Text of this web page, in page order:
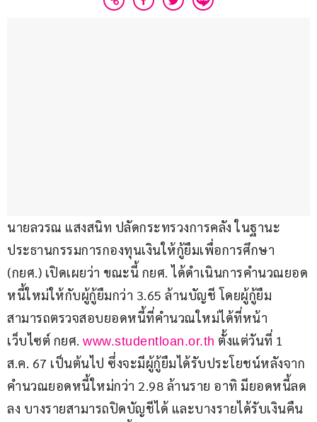
นายลวรณ แสงสนิท ปลัดกระทรวงการคลัง ในฐานะ
ประธานกรรมการกองทุนเงินให้กู้ยืมเพื่อการศึกษา
(กยศ.) เปิดเผยว่า ขณะนี้ กยศ. ได้ดำเนินการคำนวณยอด
หนี้ใหม่ให้กับผู้กู้ยืมกว่า 3.65 ล้านบัญชี โดยผู้กู้ยืม
สามารถตรวจสอบยอดหนี้ที่คำนวณใหม่ได้ที่หน้า
เว็บไซต์ กยศ. www.studentloan.or.th ตั้งแต่วันที่ 1
ส.ค. 67 เป็นต้นไป ซึ่งจะมีผู้กู้ยืมได้รับประโยชน์หลังจาก
คำนวณยอดหนี้ใหม่กว่า 2.98 ล้านราย อาทิ มียอดหนี้ลด
ลง บางรายสามารถปิดบัญชีได้ และบางรายได้รับเงินคืน